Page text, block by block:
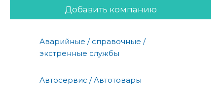
Добавить компанию
Аварийные / справочные /
экстренные службы
Автосервис / Автотовары